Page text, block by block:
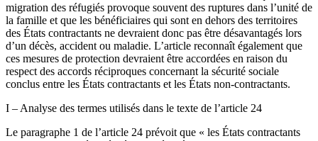
migration des réfugiés provoque souvent des ruptures dans l’unité de
la famille et que les bénéficiaires qui sont en dehors des territoires
des États contractants ne devraient donc pas être désavantagés lors
d’un décès, accident ou maladie. L’article reconnaît également que
ces mesures de protection devraient être accordées en raison du
respect des accords réciproques concernant la sécurité sociale
conclus entre les États contractants et les États non-contractants.
I – Analyse des termes utilisés dans le texte de l’article 24
Le paragraphe 1 de l’article 24 prévoit que « les États contractants